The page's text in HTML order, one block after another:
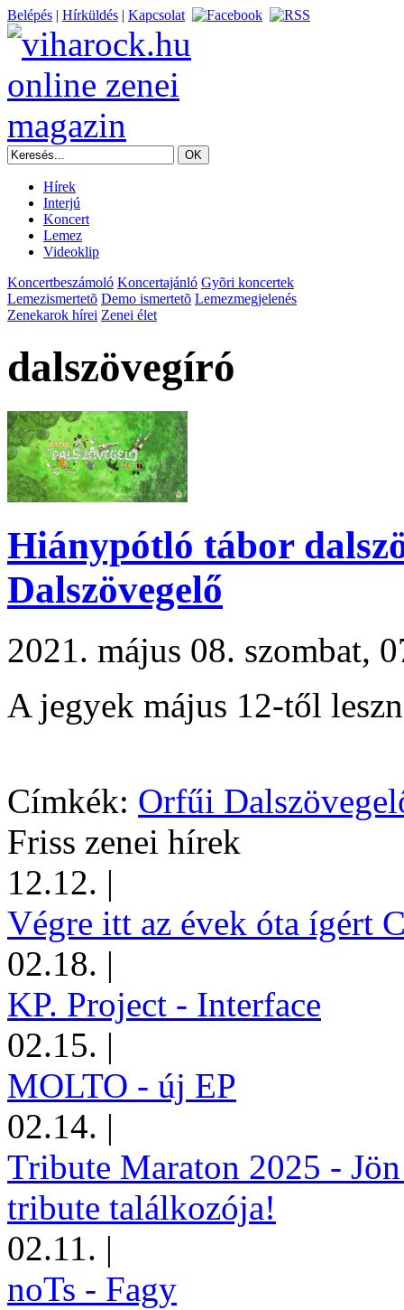
Belépés | Hírküldés | Kapcsolat
Hírek
Interjú
Koncert
Lemez
Videoklip
Koncertbeszámoló Koncertajánló Gyõri koncertek
Lemezismertetõ Demo ismertetõ Lemezmegjelenés
Zenekarok hírei Zenei élet
dalszövegíró
Hiánypótló tábor
Dalszövegelő
2021. május 08.
A jegyek május 12-től
Címkék: Orfűi
Friss zenei hírek
12.12. |
Végre itt az évek óta ígért
02.18. |
KP. Project - Interface
02.15. |
MOLTO - új EP
02.14. |
Tribute Maraton 2025 -
tribute találkozója!
02.11. |
noTs - Fagy